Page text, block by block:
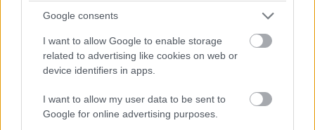
Google consents
I want to allow Google to enable storage
related to advertising like cookies on web or
device identifiers in apps.
I want to allow my user data to be sent to
Google for online advertising purposes.
Pedro Pascal - The Last of Us
Jeremy Strong - Utódlás
Dominic West - A korona